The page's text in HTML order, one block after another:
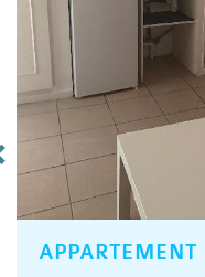
APPARTEMENT